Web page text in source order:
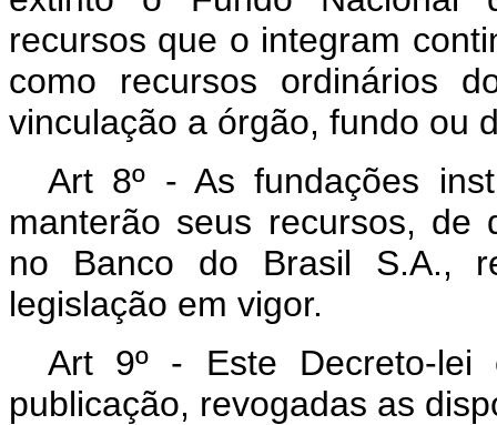
recursos que o integram
como recursos ordinários
vinculação a órgão, fundo ou
Art 8º - As fundações
manterão seus recursos, de
no Banco do Brasil S.A.,
legislação em vigor.
Art 9º - Este Decreto-
publicação, revogadas as